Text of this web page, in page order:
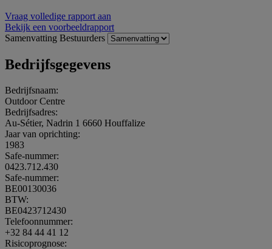
Vraag volledige rapport aan
Bekijk een voorbeeldrapport
Samenvatting Bestuurders
Bedrijfsgegevens
Bedrijfsnaam:
Outdoor Centre
Bedrijfsadres:
Au-Sétier, Nadrin 1 6660 Houffalize
Jaar van oprichting:
1983
Safe-nummer:
0423.712.430
Safe-nummer:
BE00130036
BTW:
BE0423712430
Telefoonnummer:
+32 84 44 41 12
Risicoprognose: